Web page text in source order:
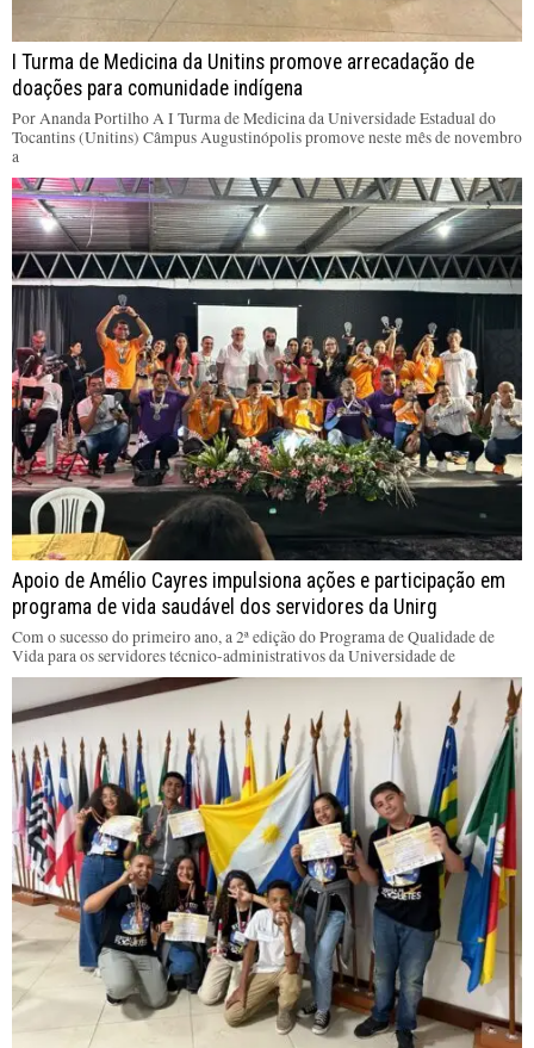
I Turma de Medicina da Unitins promove arrecadação de
doações para comunidade indígena
Por Ananda Portilho A I Turma de Medicina da Universidade Estadual do
Tocantins (Unitins) Câmpus Augustinópolis promove neste mês de novembro
a
Apoio de Amélio Cayres impulsiona ações e participação em
programa de vida saudável dos servidores da Unirg
Com o sucesso do primeiro ano, a 2ª edição do Programa de Qualidade de
Vida para os servidores técnico-administrativos da Universidade de